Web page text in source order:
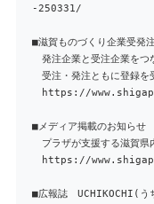
-250331/
■滋賀ものづくり企業受発
発注企業と受注企業をつ
受注・発注ともに登録を
https://
■メディア掲載のお知らせ
プラザが支援する滋賀県
https://
■広報誌 UCHIKOCHI(う